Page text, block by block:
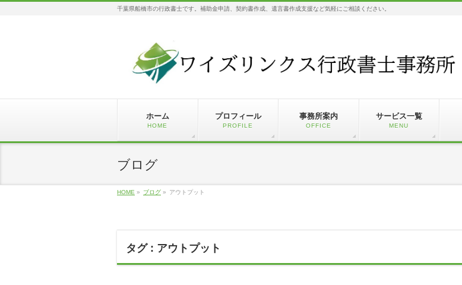
千葉県船橋市の行政書士です。補助金申請、契約書作成、遺言書作成支援など気軽にご相談ください。
ホーム
HOME
プロフィール
PROFILE
事務所案内
OFFICE
サービス一覧
MENU
ブログ
HOME » ブログ » アウトプット
タグ : アウトプット